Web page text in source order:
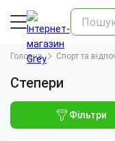
Головна Спорт та
Степери
Фільтри